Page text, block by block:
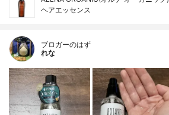
ヘアエッセンス
ブロガーのはず
れな